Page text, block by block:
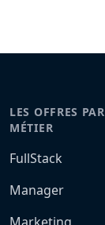
LES OFFRES PAR
MÉTIER
FullStack
Manager